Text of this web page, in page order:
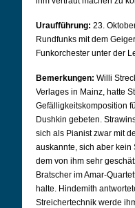
Uraufführung: 23.
Rundfunks mit dem
Funkorchester unter der
Bemerkungen: Willi
Verlages in Mainz, hatte
Gefälligkeitskomposition
Dushkin gebeten.
sich als Pianist zwar mit
auskannte, sich aber kein
dem von ihm sehr
Bratscher im Amar-
halte. Hindemith
Streichertechnik werde